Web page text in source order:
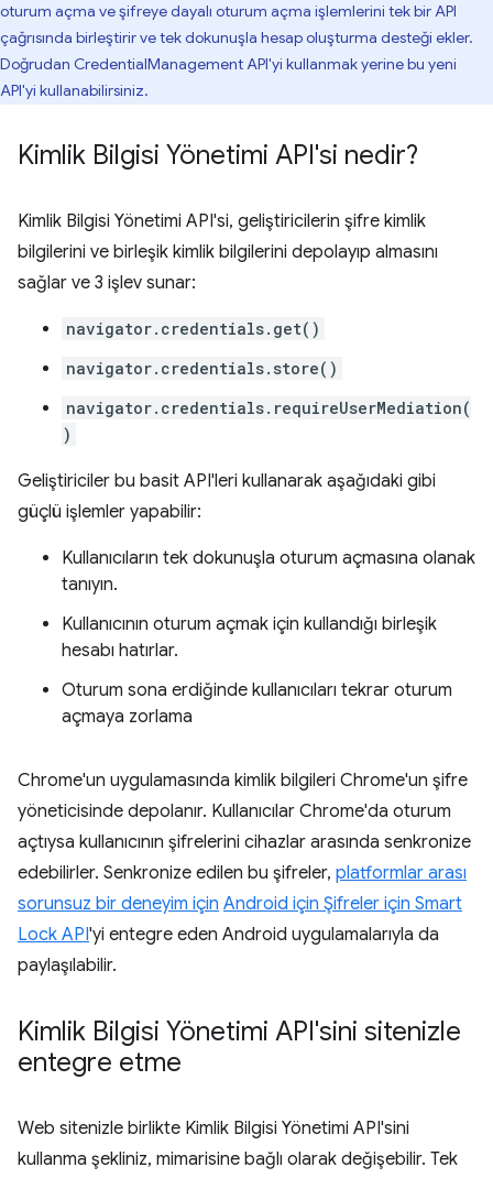
oturum açma ve şifreye dayalı oturum açma işlemlerini tek bir API
çağrısında birleştirir ve tek dokunuşla hesap oluşturma desteği ekler.
Doğrudan CredentialManagement API'yi kullanmak yerine bu yeni
API'yi kullanabilirsiniz.
Kimlik Bilgisi Yönetimi API'si nedir?
Kimlik Bilgisi Yönetimi API'si, geliştiricilerin şifre kimlik
bilgilerini ve birleşik kimlik bilgilerini depolayıp almasını
sağlar ve 3 işlev sunar:
navigator.credentials.get()
navigator.credentials.store()
navigator.credentials.requireUserMediation(
)
Geliştiriciler bu basit API'leri kullanarak aşağıdaki gibi
güçlü işlemler yapabilir:
Kullanıcıların tek dokunuşla oturum açmasına olanak
tanıyın.
Kullanıcının oturum açmak için kullandığı birleşik
hesabı hatırlar.
Oturum sona erdiğinde kullanıcıları tekrar oturum
açmaya zorlama
Chrome'un uygulamasında kimlik bilgileri Chrome'un şifre
yöneticisinde depolanır. Kullanıcılar Chrome'da oturum
açtıysa kullanıcının şifrelerini cihazlar arasında senkronize
edebilirler. Senkronize edilen bu şifreler, platformlar arası
sorunsuz bir deneyim için Android için Şifreler için Smart
Lock API'yi entegre eden Android uygulamalarıyla da
paylaşılabilir.
Kimlik Bilgisi Yönetimi API'sini sitenizle
entegre etme
Web sitenizle birlikte Kimlik Bilgisi Yönetimi API'sini
kullanma şekliniz, mimarisine bağlı olarak değişebilir. Tek